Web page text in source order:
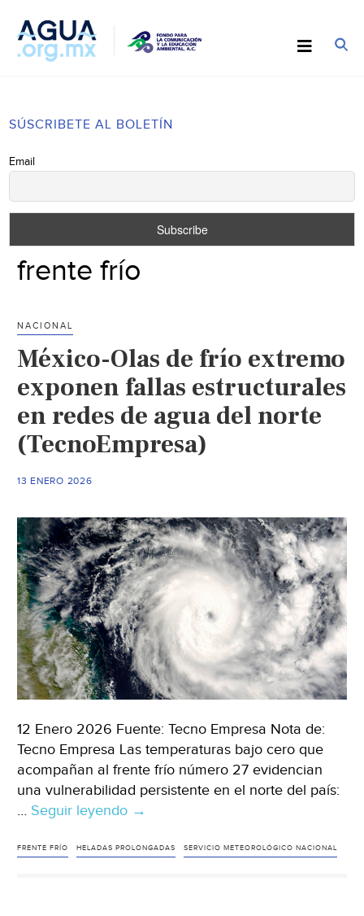
SÚSCRIBETE AL BOLETÍN
Email
frente frío
NACIONAL
México-Olas de frío extremo
exponen fallas estructurales
en redes de agua del norte
(TecnoEmpresa)
13 ENERO 2026
12 Enero 2026 Fuente: Tecno Empresa Nota de:
Tecno Empresa Las temperaturas bajo cero que
acompañan al frente frío número 27 evidencian
una vulnerabilidad persistente en el norte del país:
… Seguir leyendo México-
de
→
FRENTE FRÍO HELADAS PROLONGADAS SERVICIO METEOROLÓGICO NACIONAL